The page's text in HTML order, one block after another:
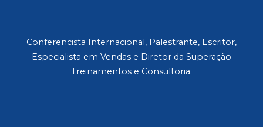
Conferencista Internacional, Palestrante, Escritor,
Especialista em Vendas e Diretor da Superação
Treinamentos e Consultoria.